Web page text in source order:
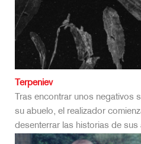
Terpeniev
Tras encontrar unos negativos
su abuelo, el realizador
desenterrar las historias de